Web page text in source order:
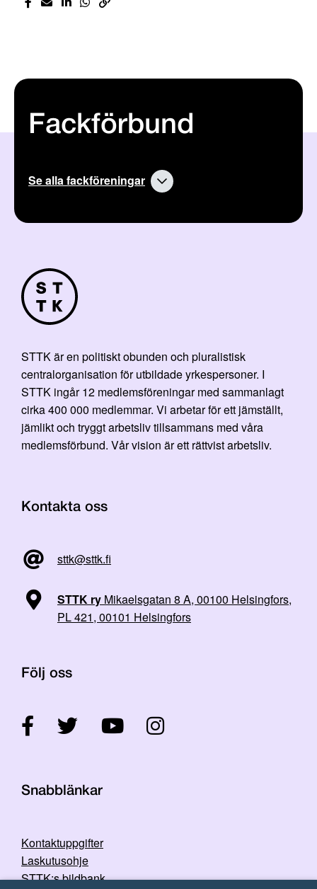
Fackförbund
Se alla fackföreningar
STTK är en politiskt obunden och pluralistisk
centralorganisation för utbildade yrkespersoner. I
STTK ingår 12 medlemsföreningar med sammanlagt
cirka 400 000 medlemmar. Vi arbetar för ett jämställt,
jämlikt och tryggt arbetsliv tillsammans med våra
medlemsförbund. Vår vision är ett rättvist arbetsliv.
Kontakta oss
sttk@sttk.fi
STTK ry Mikaelsgatan 8 A, 00100 Helsingfors,
PL 421, 00101 Helsingfors
Följ oss
Snabblänkar
Kontaktuppgifter
Laskutusohje
STTK:s bildbank